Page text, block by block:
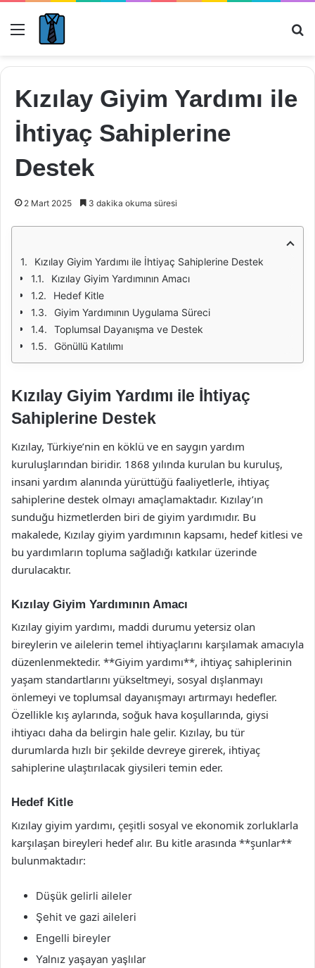
Menü
Kızılay Giyim Yardımı ile
İhtiyaç Sahiplerine
Destek
2 Mart 2025 3 dakika okuma süresi
Kızılay Giyim Yardımı ile İhtiyaç Sahiplerine Destek
Kızılay Giyim Yardımının Amacı
Hedef Kitle
Giyim Yardımının Uygulama Süreci
Toplumsal Dayanışma ve Destek
Gönüllü Katılımı
Kızılay Giyim Yardımı ile İhtiyaç
Sahiplerine Destek
Kızılay, Türkiye’nin en köklü ve en saygın yardım
kuruluşlarından biridir. 1868 yılında kurulan bu kuruluş,
insani yardım alanında yürüttüğü faaliyetlerle, ihtiyaç
sahiplerine destek olmayı amaçlamaktadır. Kızılay’ın
sunduğu hizmetlerden biri de giyim yardımıdır. Bu
makalede, Kızılay giyim yardımının kapsamı, hedef kitlesi ve
bu yardımların topluma sağladığı katkılar üzerinde
durulacaktır.
Kızılay Giyim Yardımının Amacı
Kızılay giyim yardımı, maddi durumu yetersiz olan
bireylerin ve ailelerin temel ihtiyaçlarını karşılamak amacıyla
düzenlenmektedir. **Giyim yardımı**, ihtiyaç sahiplerinin
yaşam standartlarını yükseltmeyi, sosyal dışlanmayı
önlemeyi ve toplumsal dayanışmayı artırmayı hedefler.
Özellikle kış aylarında, soğuk hava koşullarında, giysi
ihtiyacı daha da belirgin hale gelir. Kızılay, bu tür
durumlarda hızlı bir şekilde devreye girerek, ihtiyaç
sahiplerine ulaştırılacak giysileri temin eder.
Hedef Kitle
Kızılay giyim yardımı, çeşitli sosyal ve ekonomik zorluklarla
karşılaşan bireyleri hedef alır. Bu kitle arasında **şunlar**
bulunmaktadır:
Düşük gelirli aileler
Şehit ve gazi aileleri
Engelli bireyler
Yalnız yaşayan yaşlılar